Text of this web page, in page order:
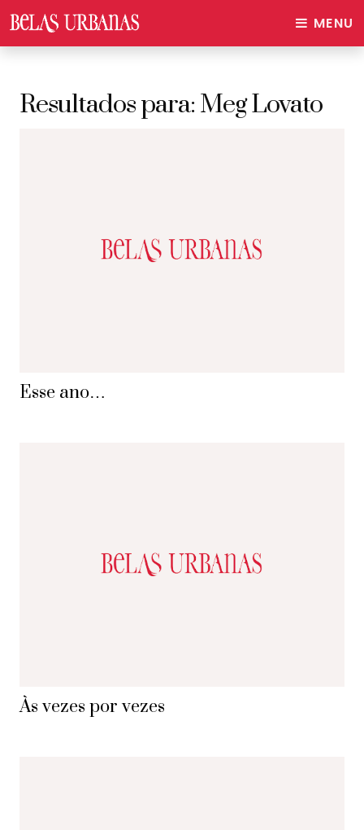
MENU
Resultados para:Meg Lovato
Esse ano…
Às vezes por vezes